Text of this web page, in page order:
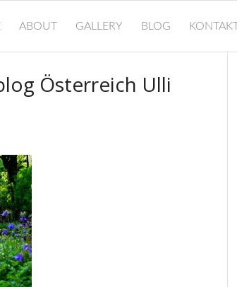
ABOUT GALLERY BLOG
Österreich Ulli